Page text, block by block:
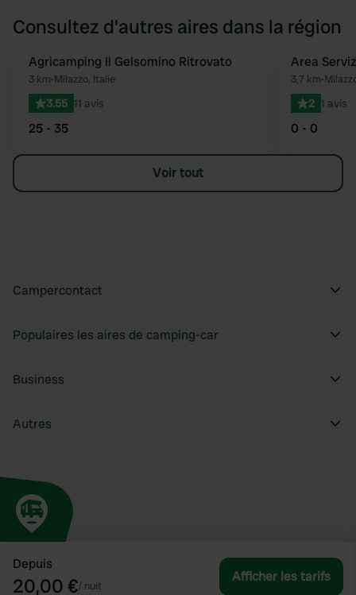
Depuis
20,00 €/ nuit
Afficher les tarifs
Consultez d'autres aires dans la région
Préféré
Agricamping Il Gelsomino Ritrovato
3 km•Milazzo, Italie
3.55 11 avis
25 - 35
Area
3,7 km•
2 1 avis
0 - 0
Voir tout
Campercontact
Populaires les aires de camping-car
Business
Autres